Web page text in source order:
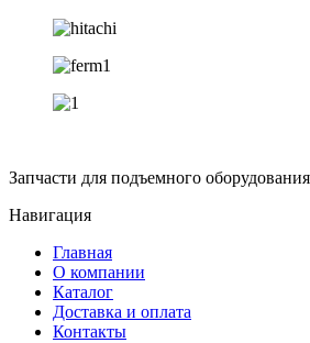
Запчасти для подъемного оборудования
Навигация
Главная
О компании
Каталог
Доставка и оплата
Контакты